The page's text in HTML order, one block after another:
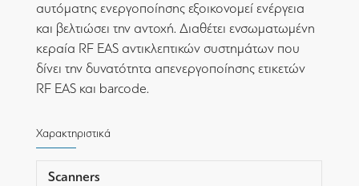
αυτόματης ενεργοποίησης εξοικονομεί ενέργεια
και βελτιώσει την αντοχή. Διαθέτει ενσωματωμένη
κεραία RF EAS αντικλεπτικών συστημάτων που
δίνει την δυνατότητα απενεργοποίησης ετικετών
RF EAS και barcode.
Χαρακτηριστικά
Scanners